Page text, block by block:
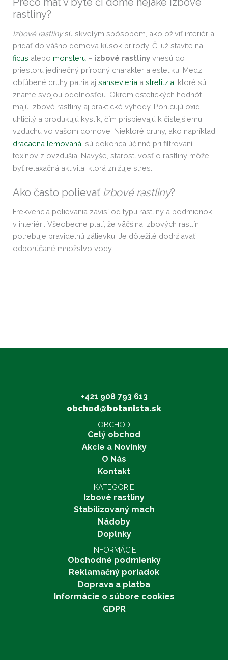
rastliny?
Izbové rastlinysú skvelým spôsobom, ako oživiť interiér a
pridať do vášho domova kúsok prírody. Či už stavíte na
ficus alebo monsteru – izbové rastliny vnesú do
priestoru jedinečný prírodný charakter a estetiku. Medzi
obľúbené druhy patria aj sansevieria a strelitzia , ktoré sú
známe svojou odolnosťou. Okrem estetických hodnôt
majú izbové rastliny aj praktické výhody. Pohlcujú oxid
uhličitý a produkujú kyslík, čím prispievajú k čistejšiemu
vzduchu vo vašom domove. Niektoré druhy, ako napríklad
dracaena lemovaná , sú dokonca účinné pri filtrovaní
toxínov z ovzdušia. Navyše, starostlivosť o rastliny môže
byť relaxačná aktivita, ktorá znižuje stres.
Ako často polievať izbové rastliny?
Frekvencia polievania závisí od typu rastliny a podmienok
v interiéri. Všeobecne platí, že väčšina izbových rastlín
potrebuje pravidelnú zálievku. Je dôležité dodržiavať
odporúčané množstvo vody.
+421 908 793 613
obchod@botanista.sk
OBCHOD
Celý obchod
Akcie a Novinky
O Nás
Kontakt
KATEGÓRIE
Izbové rastliny
Stabilizovaný mach
Nádoby
Doplnky
INFORMÁCIE
Obchodné podmienky
Reklamačný poriadok
Doprava a platba
Informácie o súbore cookies
GDPR